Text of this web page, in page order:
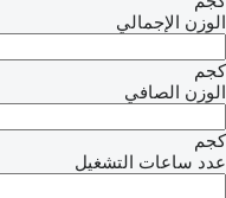
الوزن الإجمالي
كجم
الوزن الصافي
كجم
عدد ساعات التشغيل